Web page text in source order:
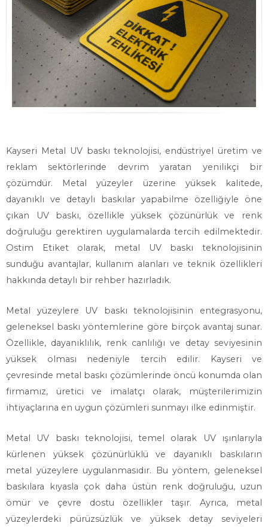
Kayseri Metal UV baskı teknolojisi, endüstriyel üretim ve
reklam sektörlerinde devrim yaratan yenilikçi bir
çözümdür. Metal yüzeyler üzerine yüksek kalitede,
dayanıklı ve detaylı baskılar yapabilme özelliğiyle öne
çıkan UV baskı, özellikle yüksek çözünürlük ve renk
doğruluğu gerektiren uygulamalarda tercih edilmektedir.
Ostim Etiket olarak, metal UV baskı teknolojisinin
sunduğu avantajlar, kullanım alanları ve teknik özellikleri
hakkında detaylı bir rehber hazırladık.
Metal yüzeylere UV baskı teknolojisinin entegrasyonu,
geleneksel baskı yöntemlerine göre birçok avantaj sunar.
Özellikle, dayanıklılık, renk canlılığı ve detay seviyesinin
yüksek olması nedeniyle tercih edilir. Kayseri ve
çevresinde metal baskı çözümlerinde öncü konumda olan
firmamız, üretici ve imalatçı olarak, müşterilerimizin
ihtiyaçlarına en uygun çözümleri sunmayı ilke edinmiştir.
Metal UV baskı teknolojisi, temel olarak UV ışınlarıyla
kürlenen yüksek çözünürlüklü ve dayanıklı baskıların
metal yüzeylere uygulanmasıdır. Bu yöntem, geleneksel
baskılara kıyasla çok daha üstün renk doğruluğu, uzun
ömür ve çevre dostu özellikler taşır. Ayrıca, metal
yüzeylerdeki pürüzsüzlük ve yüksek detay seviyeleri